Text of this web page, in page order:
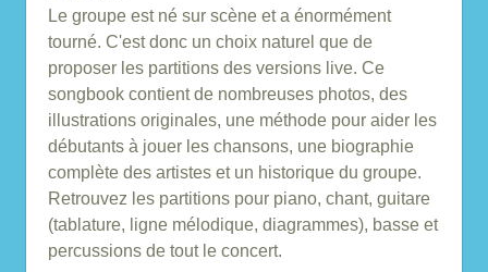
Le groupe est né sur scène et a énormément
tourné. C'est donc un choix naturel que de
proposer les partitions des versions live. Ce
songbook contient de nombreuses photos, des
illustrations originales, une méthode pour aider les
débutants à jouer les chansons, une biographie
complète des artistes et un historique du groupe.
Retrouvez les partitions pour piano, chant, guitare
(tablature, ligne mélodique, diagrammes), basse et
percussions de tout le concert.